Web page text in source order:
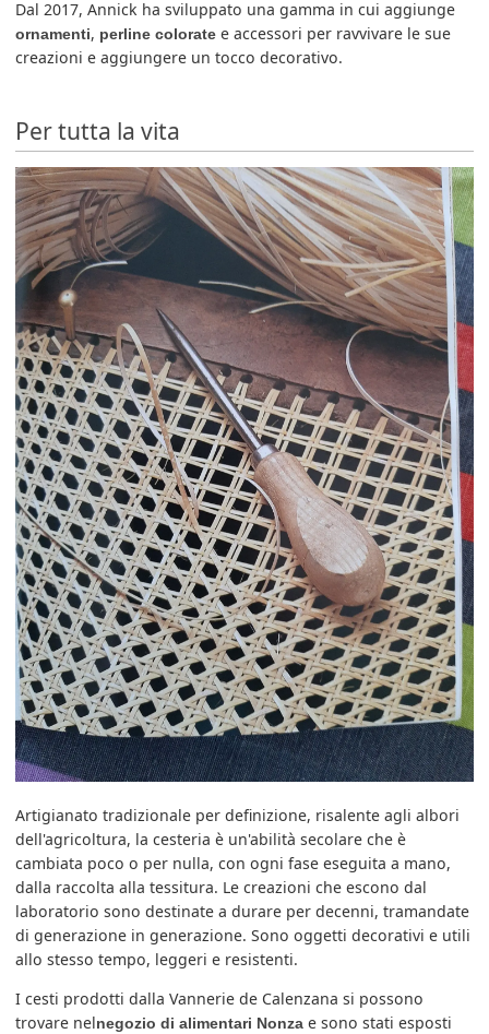
Dal 2017, Annick ha sviluppato una gamma in cui aggiunge
ornamenti, perline colorate e accessori per ravvivare le sue
creazioni e aggiungere un tocco decorativo.
Per tutta la vita
Artigianato tradizionale per definizione, risalente agli albori
dell'agricoltura, la cesteria è un'abilità secolare che è
cambiata poco o per nulla, con ogni fase eseguita a mano,
dalla raccolta alla tessitura. Le creazioni che escono dal
laboratorio sono destinate a durare per decenni, tramandate
di generazione in generazione. Sono oggetti decorativi e utili
allo stesso tempo, leggeri e resistenti.
I cesti prodotti dalla Vannerie de Calenzana si possono
trovare nelnegozio di alimentari Nonza e sono stati esposti